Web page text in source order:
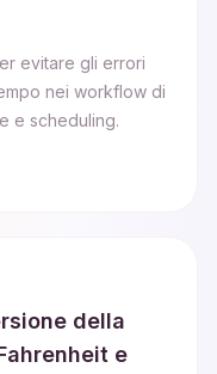
evitare gli errori
nei workflow di
e scheduling.
della
e